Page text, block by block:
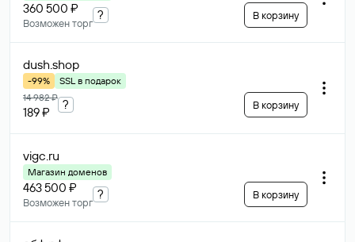
360 500 ₽
Возможен торг
? В корзину
dush.shop
-99%
SSL в подарок
14 982 ₽
189 ₽
? В корзину
vigc.ru
Магазин доменов
463 500 ₽
Возможен торг
? В корзину